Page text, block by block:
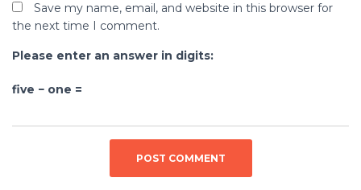
Save my name, email, and website in this browser for
the next time I comment.
Please enter an answer in digits:
five − one =